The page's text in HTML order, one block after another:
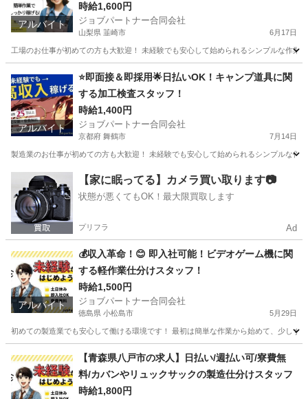
アルバイト
時給1,600円
ジョブパートナー合同会社
山梨県 韮崎市 6月17日
工場のお仕事が初めての方も大歓迎！ 未経験でも安心して始められるシンプルな作
工場 スタッフ
アルバイト
⭐即面接＆即採用🌟日払いOK！キャンプ道具に関
する加工検査スタッフ！
時給1,400円
ジョブパートナー合同会社
京都府 舞鶴市 7月14日
製造業のお仕事が初めての方も大歓迎！ 未経験でも安心して始められるシンプルな
舞鶴市 工場 スタッフ
【家に眠ってる】カメラ買い取ります📷
状態が悪くてもOK！最大限買取します
プリフラ Ad
アルバイト
💰収入革命！😊 即入社可能！ビデオゲーム機に関
する軽作業仕分けスタッフ！
時給1,500円
ジョブパートナー合同会社
徳島県 小松島市 5月29日
初めての製造業でも安心して働ける環境です！ 最初は簡単な作業から始めて、少し
工場 スタッフ
【青森県八戸市の求人】日払い/週払い可/寮費無
料/カバンやリュックサックの製造仕分けスタッフ
時給1,800円